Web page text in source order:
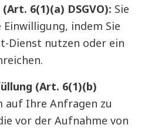
6(1)(a) DSGVO): Sie
indem Sie
Dienst nutzen oder ein
(Art. 6(1)(b)
auf Ihre Anfragen zu
vor der Aufnahme von